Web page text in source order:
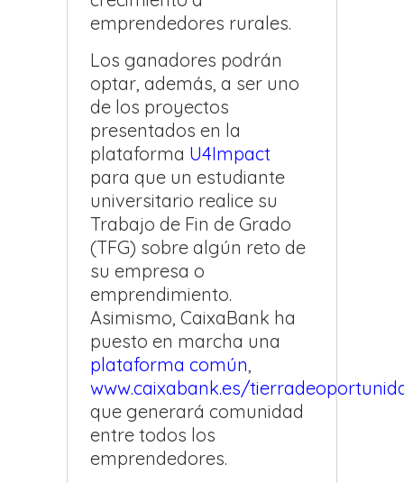
emprendedores rurales.
Los ganadores podrán
optar, además, a ser uno
de los proyectos
presentados en la
plataforma U4Impact
para que un estudiante
universitario realice su
Trabajo de Fin de Grado
(TFG) sobre algún reto de
su empresa o
emprendimiento.
Asimismo, CaixaBank ha
puesto en marcha una
plataforma común,
www.caixabank.es/
que generará comunidad
entre todos los
emprendedores.